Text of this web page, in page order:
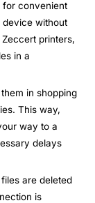
for convenient
device without
printers,
in a
in shopping
This way,
way to a
delays
are deleted
is